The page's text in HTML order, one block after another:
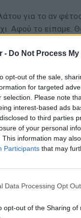
- Do Not Process
opt-out of the sale,
for targeted
selection. Please note
interest-based ads
to third parties
of your personal
This information may
Participants that may
Data Processing Opt
opt-out of the Sharing of
για το αν
Αφού το είπαμε.
οι εμβολιασμοί,
να φτάσουμε στο
μειωθούν τα
στα πόδια της η
ΔΙΑΦΗΜΙΣΗ